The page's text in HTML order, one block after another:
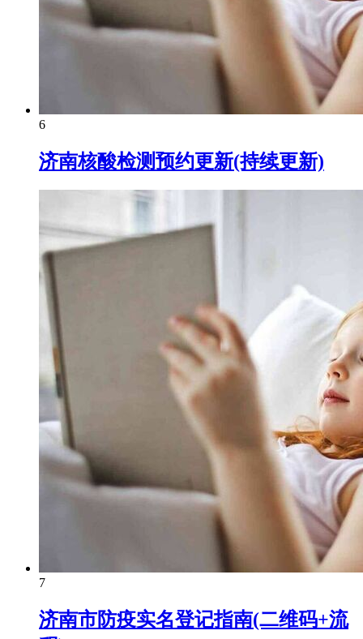
6
济南核酸检测预约更新(持续更新)
7
济南市防疫实名登记指南(二维码+流